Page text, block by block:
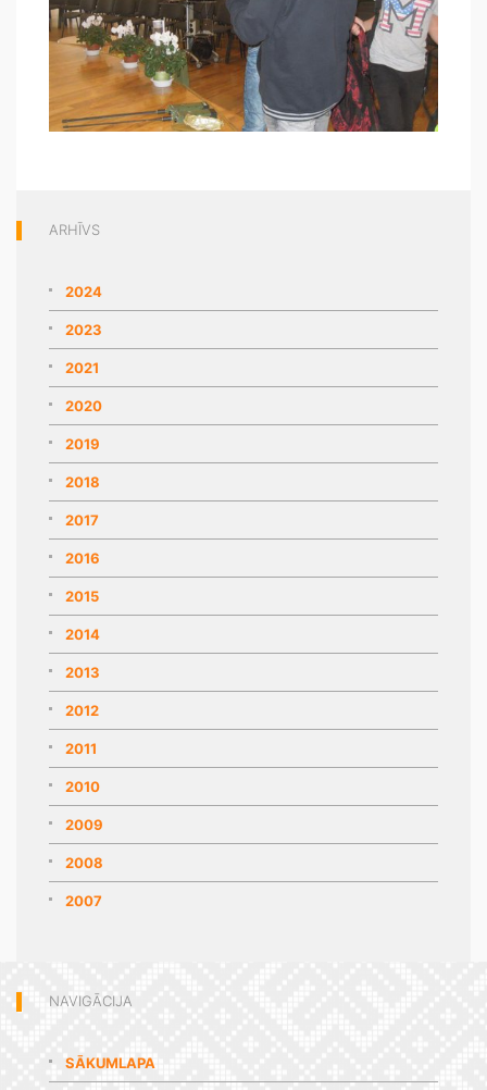
ARHĪVS
2024
2023
2021
2020
2019
2018
2017
2016
2015
2014
2013
2012
2011
2010
2009
2008
2007
NAVIGĀCIJA
SĀKUMLAPA